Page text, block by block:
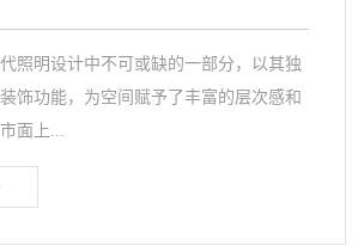
照明设计中不可或缺的一部分，以其独
饰功能，为空间赋予了丰富的层次感和
面上...